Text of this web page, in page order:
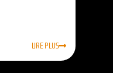
LIRE PLUS